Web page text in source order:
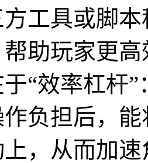
工具或脚
助玩家更
“效率杠杆
负担后，
，从而加